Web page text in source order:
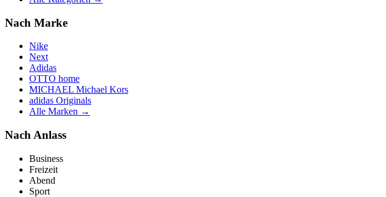
Nach Marke
Nike
Next
Adidas
OTTO home
MICHAEL Michael Kors
adidas Originals
Alle Marken →
Nach Anlass
Business
Freizeit
Abend
Sport